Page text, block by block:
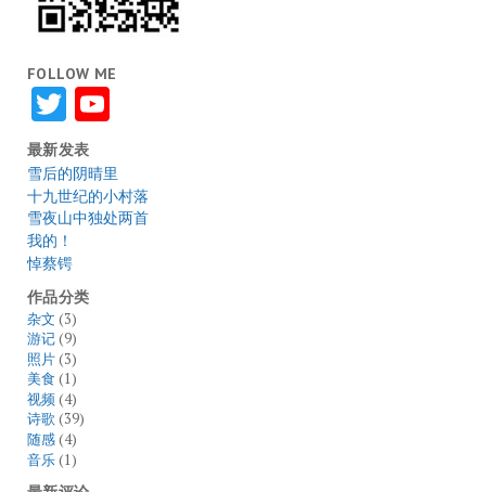
FOLLOW ME
TwitterYouTube
最新发表
雪后的阴晴里
十九世纪的小村落
雪夜山中独处两首
我的！
悼蔡锷
作品分类
杂文 (3)
游记(9)
照片(3)
美食 (1)
视频(4)
诗歌(39)
随感(4)
音乐(1)